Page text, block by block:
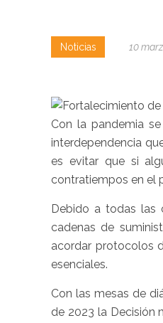
Noticias 10
Con la pandemia
interdependencia
es evitar que si
contratiempos en el
Debido a todas las
cadenas de
acordar protocolos
esenciales.
Con las mesas de
de 2023 la Decisión